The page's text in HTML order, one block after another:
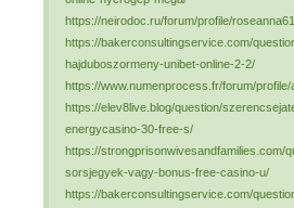
https://neirodoc.ru/forum/profile/
https://bakerconsultingservice.com/
hajduboszormeny-unibet-online-2-2/
https://www.numenprocess.fr/forum/
https://elev8live.blog/question/
energycasino-30-free-s/
https://strongprisonwivesandfamilies.com/
sorsjegyek-vagy-bonus-free-casino-u/
https://bakerconsultingservice.com/